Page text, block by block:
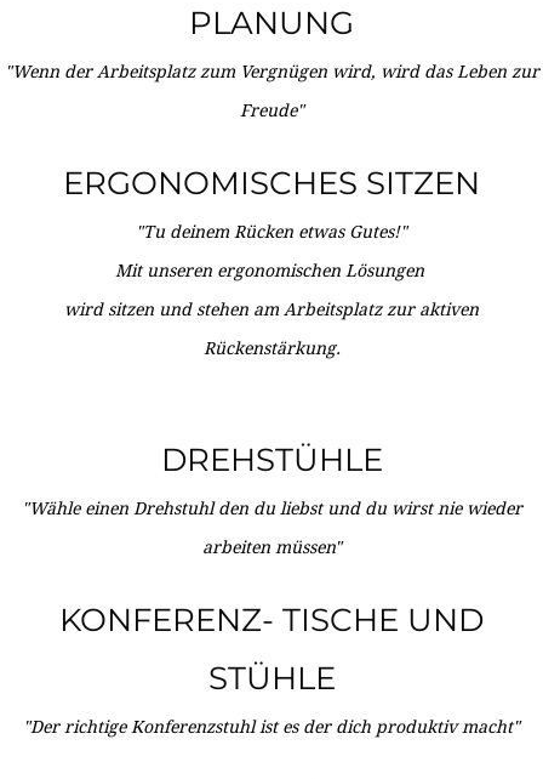
PLANUNG
"Wenn der Arbeitsplatz zum Vergnügen wird, wird das Leben zur
Freude"
ERGONOMISCHES SITZEN
"Tu deinem Rücken etwas Gutes!"
Mit unseren ergonomischen Lösungen
wird sitzen und stehen am Arbeitsplatz zur aktiven
Rückenstärkung.
DREHSTÜHLE
"Wähle einen Drehstuhl den du liebst und du wirst nie wieder
arbeiten müssen"
KONFERENZ- TISCHE UND
STÜHLE
"Der richtige Konferenzstuhl ist es der dich produktiv macht"